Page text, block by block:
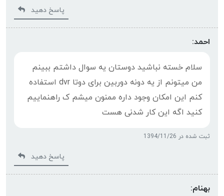
پاسخ دهید
احمد:
سلام خسته نباشید دوستان یه سوال داشتم ببینم
من میتونم از یه دونه دوربین برای دوتا dvr استفاده
کنم این امکان وجود داره ممنون میشم ک راهنماییم
کنید اگه این کار شدنی هست
ثبت شده در 1394/11/26
پاسخ دهید
بهنام: